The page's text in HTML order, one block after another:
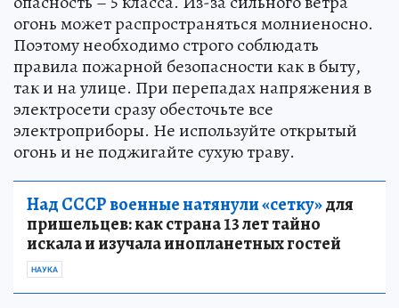
огонь может распространяться молниеносно.
Поэтому необходимо строго соблюдать
правила пожарной безопасности как в быту,
так и на улице. При перепадах напряжения в
электросети сразу обесточьте все
электроприборы. Не используйте открытый
огонь и не поджигайте сухую траву.
Над СССР военные натянули «сетку»для
пришельцев: как страна 13 лет тайно
искала и изучала инопланетных гостей
НАУКА